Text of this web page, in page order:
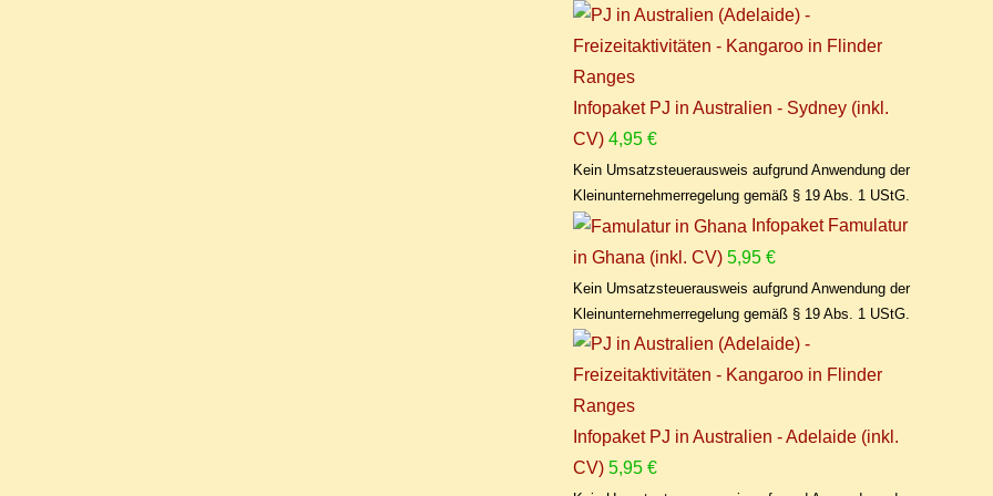
Infopaket PJ in Australien - Sydney (inkl.
CV) 4,95€
Kein Umsatzsteuerausweis aufgrund Anwendung der
Kleinunternehmerregelung gemäß § 19 Abs. 1 UStG.
Infopaket Famulatur
in Ghana (inkl. CV) 5,95€
Kein Umsatzsteuerausweis aufgrund Anwendung der
Kleinunternehmerregelung gemäß § 19 Abs. 1 UStG.
Infopaket PJ in Australien - Adelaide (inkl.
CV) 5,95€